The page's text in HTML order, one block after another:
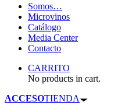
Somos…
Microvinos
Catálogo
Media Center
Contacto
CARRITO
No products in cart.
ACCESOTIENDA